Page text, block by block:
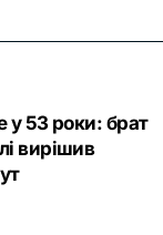
53 роки: брат
вирішив